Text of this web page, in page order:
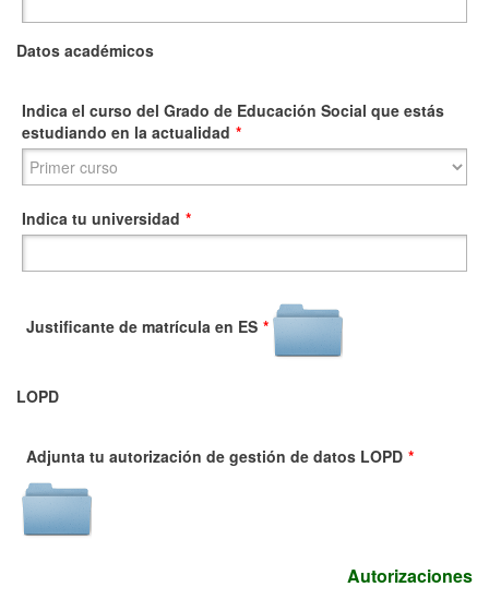
Datos académicos
Indica el curso del Grado de Educación Social que estás
estudiando en la actualidad *
Indica tu universidad *
Justificante de matrícula en ES *
LOPD
Adjunta tu autorización de gestión de datos LOPD *
Autorizaciones